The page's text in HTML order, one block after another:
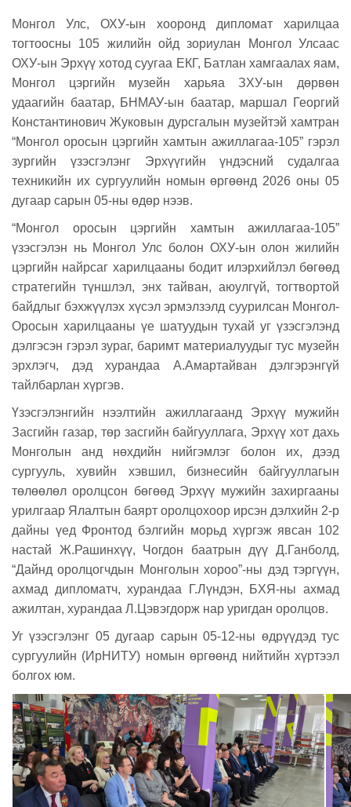
Монгол Улс, ОХУ-ын хооронд дипломат харилцаа
тогтоосны 105 жилийн ойд зориулан Монгол Улсаас
ОХУ-ын Эрхүү хотод суугаа ЕКГ, Батлан хамгаалах яам,
Монгол цэргийн музейн харьяа ЗХУ-ын дөрвөн
удаагийн баатар, БНМАУ-ын баатар, маршал Георгий
Константинович Жуковын дурсгалын музейтэй хамтран
“Монгол оросын цэргийн хамтын ажиллагаа-105” гэрэл
зургийн үзэсгэлэнг Эрхүүгийн үндэсний судалгаа
техникийн их сургуулийн номын өргөөнд 2026 оны 05
дугаар сарын 05-ны өдөр нээв.
“Монгол оросын цэргийн хамтын ажиллагаа-105”
үзэсгэлэн нь Монгол Улс болон ОХУ-ын олон жилийн
цэргийн найрсаг харилцааны бодит илэрхийлэл бөгөөд
стратегийн түншлэл, энх тайван, аюулгүй, тогтвортой
байдлыг бэхжүүлэх хүсэл эрмэлзэлд суурилсан Монгол-
Оросын харилцааны үе шатуудын тухай уг үзэсгэлэнд
дэлгэсэн гэрэл зураг, баримт материалуудыг тус музейн
эрхлэгч, дэд хурандаа А.Амартайван дэлгэрэнгүй
тайлбарлан хүргэв.
Үзэсгэлэнгийн нээлтийн ажиллагаанд Эрхүү мужийн
Засгийн газар, төр засгийн байгууллага, Эрхүү хот дахь
Монголын анд нөхдийн нийгэмлэг болон их, дээд
сургууль, хувийн хэвшил, бизнесийн байгууллагын
төлөөлөл оролцсон бөгөөд Эрхүү мужийн захиргааны
урилгаар Ялалтын баярт оролцохоор ирсэн дэлхийн 2-р
дайны үед Фронтод бэлгийн морьд хүргэж явсан 102
настай Ж.Рашинхүү, Чогдон баатрын дүү Д.Ганболд,
“Дайнд оролцогчдын Монголын хороо”-ны дэд тэргүүн,
ахмад дипломатч, хурандаа Г.Лүндэн, БХЯ-ны ахмад
ажилтан, хурандаа Л.Цэвэгдорж нар уригдан оролцов.
Уг үзэсгэлэнг 05 дугаар сарын 05-12-ны өдрүүдэд тус
сургуулийн (ИрНИТУ) номын өргөөнд нийтийн хүртээл
болгох юм.